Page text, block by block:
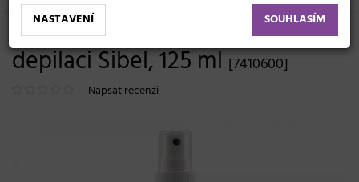
Olej pro odstranění vosku po
depilaci Sibel, 125 ml [7410600]
Napsat recenzi
NASTAVENÍ SOUHLASÍM